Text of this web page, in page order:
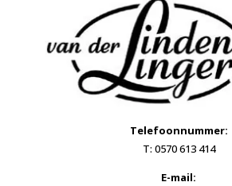
Telefoonnummer:
T: 0570 613 414
E-mail: